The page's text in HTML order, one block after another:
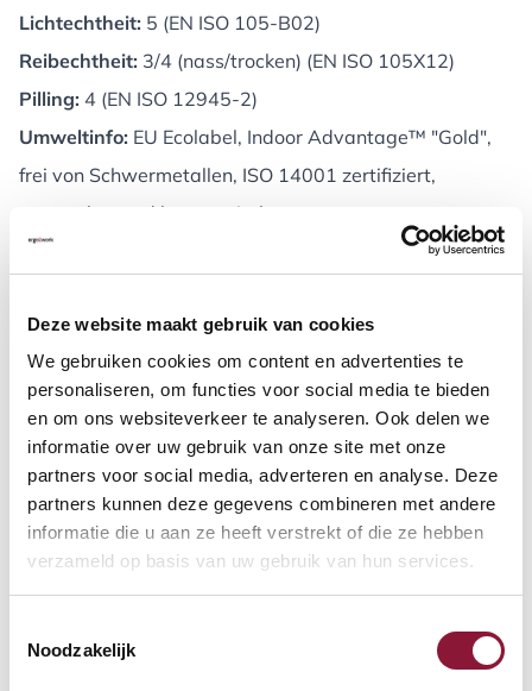
Deze website maakt gebruik van cookies
We gebruiken cookies om content en advertenties te
personaliseren, om functies voor social media te bieden
en om ons websiteverkeer te analyseren. Ook delen we
informatie over uw gebruik van onze site met onze
partners voor social media, adverteren en analyse. Deze
partners kunnen deze gegevens combineren met andere
informatie die u aan ze heeft verstrekt of die ze hebben
verzameld op basis van uw gebruik van hun services.
Noodzakelijk
Lichtechtheit: 5 (EN ISO 105-B02)
Reibechtheit: 3/4 (nass/trocken) (EN ISO 105X12)
Pilling: 4 (EN ISO 12945-2)
Umweltinfo: EU Ecolabel, Indoor Advantage™ "Gold",
frei von Schwermetallen, ISO 14001 zertifiziert,
erneuerbar und kompostierbar
Design:
Reinigung:Professionelle Reinigung (weitere Infos
gemäß Camira Reinigungsrichtlinien –
www.camirafabrics.com)
Farben:
klassischer Satinbindung. Sein schlanker Charakter